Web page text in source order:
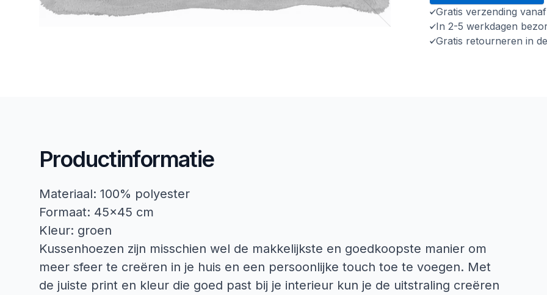
Gratis verzending
In 2-5 werkdagen
Gratis retourneren in
Productinformatie
Materiaal: 100% polyester
Formaat: 45x45 cm
Kleur: groen
Kussenhoezen zijn misschien wel de makkelijkste en goedkoopste manier om
meer sfeer te creëren in je huis en een persoonlijke touch toe te voegen. Met
de juiste print en kleur die goed past bij je interieur kun je de uitstraling creëren